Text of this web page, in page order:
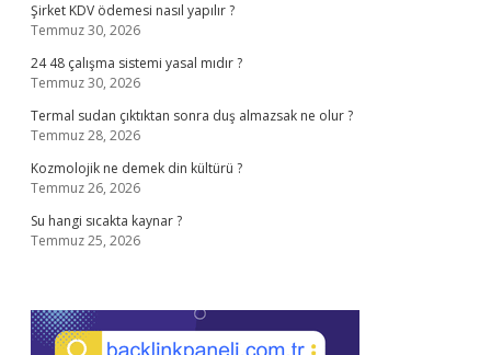
Şirket KDV ödemesi nasıl yapılır ?
Temmuz 30, 2026
24 48 çalışma sistemi yasal mıdır ?
Temmuz 30, 2026
Termal sudan çıktıktan sonra duş almazsak ne olur ?
Temmuz 28, 2026
Kozmolojik ne demek din kültürü ?
Temmuz 26, 2026
Su hangi sıcakta kaynar ?
Temmuz 25, 2026